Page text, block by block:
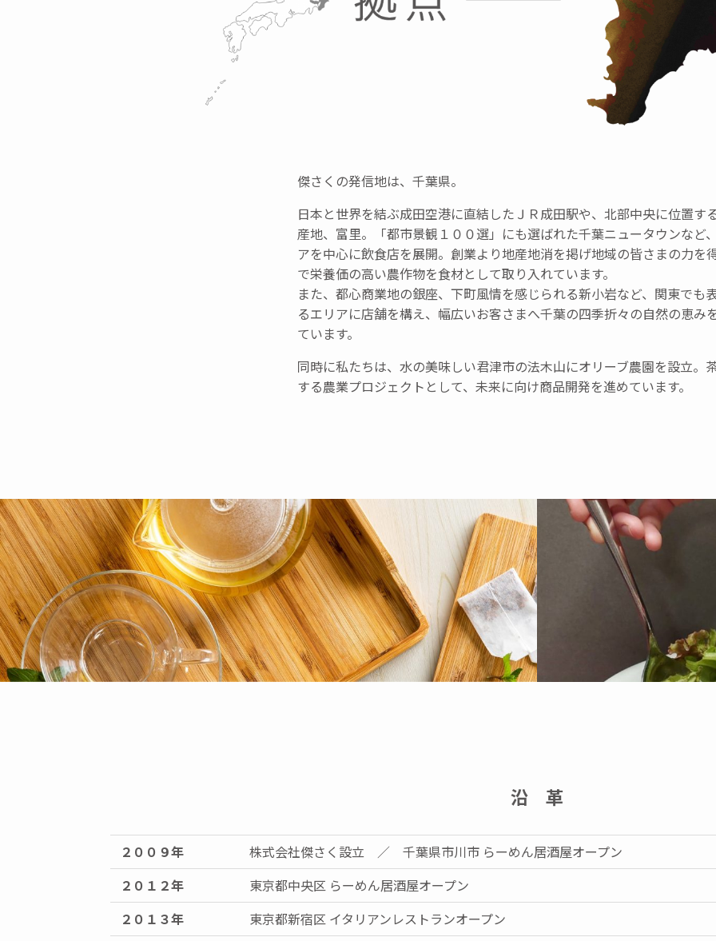
傑さくの発信地は、千葉県。
日本と世界を結ぶ成田空港に直結したＪＲ成田駅や、北部中央に位置す
産地、富里。「都市景観１００選」にも選ばれた千葉ニュータウンなど
アを中心に飲食店を展開。創業より地産地消を掲げ地域の皆さまの力を
で栄養価の高い農作物を食材として取り入れています。
また、都心商業地の銀座、下町風情を感じられる新小岩など、関東でも
るエリアに店舗を構え、幅広いお客さまへ千葉の四季折々の自然の恵み
ています。
同時に私たちは、水の美味しい君津市の法木山にオリーブ農園を設立。
する農業プロジェクトとして、未来に向け商品開発を進めています。
沿 革
２００９年
株式会社傑さく設立 ／ 千葉県市川市 らーめん居酒屋オープン
２０１２年
東京都中央区 らーめん居酒屋オープン
２０１３年
東京都新宿区 イタリアンレストランオープン